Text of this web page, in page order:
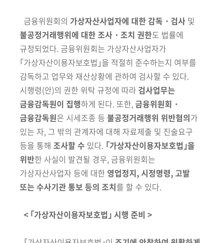
금융위원회의 가상자산사업자에 대한 감독・검사 및
불공정거래행위에 대한 조사・조치 권한도 법률에
규정되었다. 금융위원회는 가상자산사업자가
｢가상자산이용자보호법｣을 적절히 준수하는지 여부를
감독하고 업무와 재산상황에 관하여 검사할 수 있다.
시행령(안)의 권한 위탁 규정에 따라 검사업무는
금융감독원이 집행하게 된다. 또한,금융위원회・
금융감독원은 시세조종 등 불공정거래행위 위반혐의가
있는 자, 그 밖의 관계자에 대해 자료제출 및 진술요구
등을 통해 조사할 수 있다. ｢가상자산이용자보호법｣을
위반한 사실이 발견될 경우, 금융위원회는
가상자산사업자 등에 대한 영업정지, 시정명령, 고발
또는 수사기관 통보 등의 조치를 할 수 있다.
< ｢가상자산이용자보호법｣ 시행 준비 >